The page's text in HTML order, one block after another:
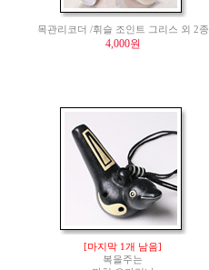
목관리코더 /휘슬 조인트 그리스 외 2종
4,000원
[마지막 1개 남음]
복을주는